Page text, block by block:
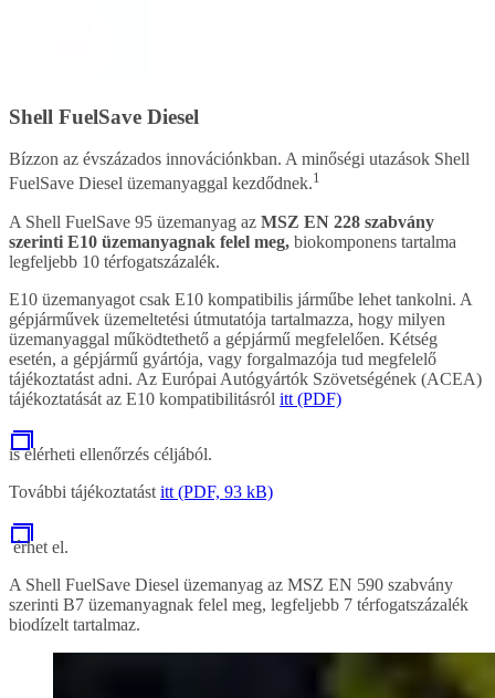
Shell FuelSave Diesel
Bízzon az évszázados innovációnkban. A minőségi utazások Shell
FuelSave Diesel üzemanyaggal kezdődnek.1
A Shell FuelSave 95 üzemanyag az MSZ EN 228 szabvány
szerinti E10 üzemanyagnak felel meg, biokomponens tartalma
legfeljebb 10 térfogatszázalék.
E10 üzemanyagot csak E10 kompatibilis járműbe lehet tankolni. A
gépjárművek üzemeltetési útmutatója tartalmazza, hogy milyen
üzemanyaggal működtethető a gépjármű megfelelően. Kétség
esetén, a gépjármű gyártója, vagy forgalmazója tud megfelelő
tájékoztatást adni. Az Európai Autógyártók Szövetségének (ACEA)
tájékoztatását az E10 kompatibilitásról itt (PDF)
is elérheti ellenőrzés céljából.
További tájékoztatást itt (PDF, 93 kB)
érhet el.
A Shell FuelSave Diesel üzemanyag az MSZ EN 590 szabvány
szerinti B7 üzemanyagnak felel meg, legfeljebb 7 térfogatszázalék
biodízelt tartalmaz.